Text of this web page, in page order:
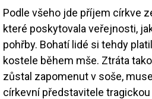
Podle všeho jde příjem církve
které poskytovala veřejnosti,
pohřby. Bohatí lidé si tehdy
kostele během mše. Ztráta
zůstal zapomenut v soše,
církevní představitele